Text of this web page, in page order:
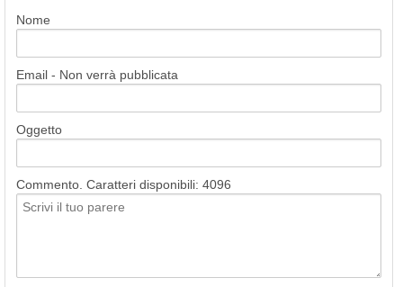
Nome
Email - Non verrà pubblicata
Oggetto
Commento. Caratteri disponibili: 4096